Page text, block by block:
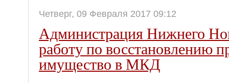
Четверг, 09 Февраля 2017 09:12
Администрация Нижнего
работу по восстановлению
имущество в МКД